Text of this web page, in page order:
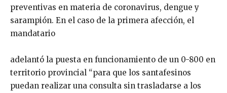
preventivas en materia de coronavirus, dengue y
sarampión. En el caso de la primera afección, el
mandatario
adelantó la puesta en funcionamiento de un 0-800 en
territorio provincial “para que los santafesinos
puedan realizar una consulta sin trasladarse a los